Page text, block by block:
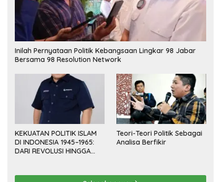
Inilah Pernyataan Politik Kebangsaan Lingkar 98 Jabar
Bersama 98 Resolution Network
KEKUATAN POLITIK ISLAM
DI INDONESIA 1945–1965:
DARI REVOLUSI HINGGA
Teori-Teori Politik Sebagai
Analisa Berfikir